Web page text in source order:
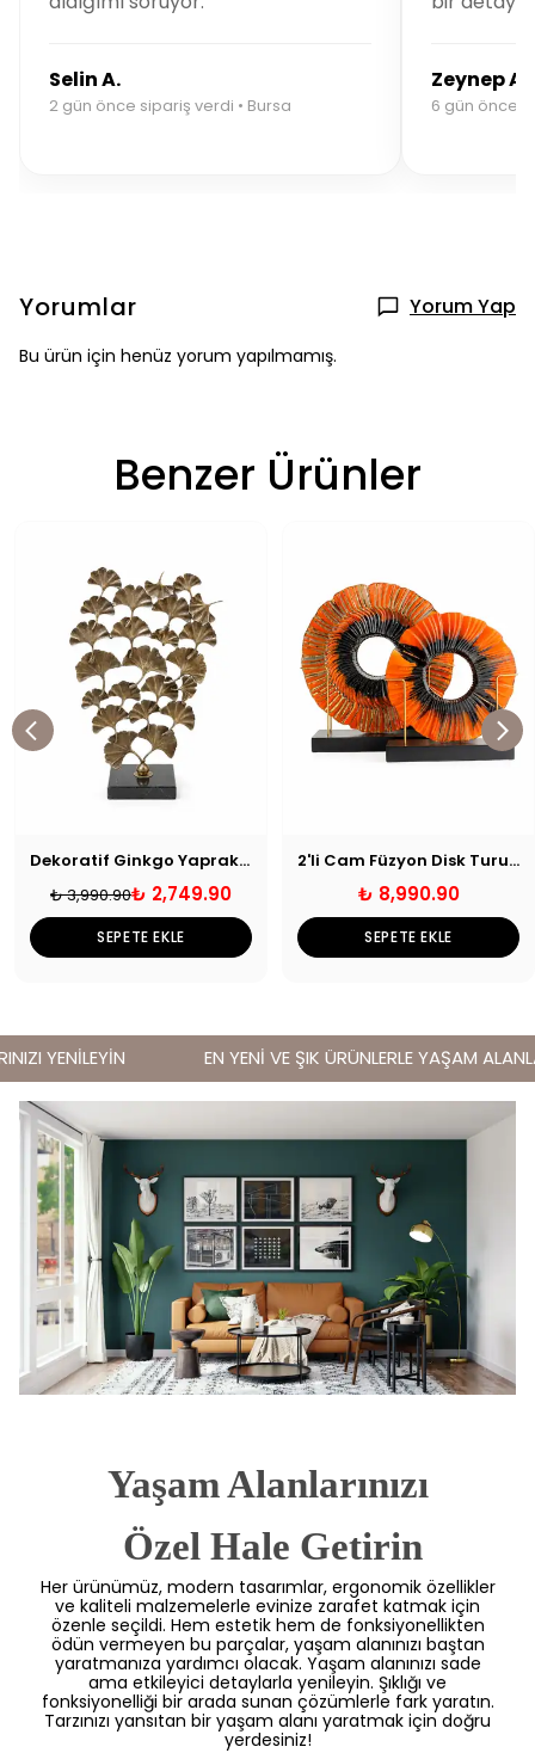
Selin A.
2 gün önce sipariş verdi • Bursa
Zeynep A.
6 gün önce
Yorumlar Yorum Yap
Bu ürün için henüz yorum yapılmamış.
Benzer Ürünler
Dekoratif Ginkgo Yapraklı Metal Obje Eskitme
₺ 3,990.90₺ 2,749.90
SEPETE EKLE
2'li Cam Füzyon Disk Turuncu Siyah
₺ 8,990.90
SEPETE EKLE
YENİLEYİN EN YENİ VE ŞIK ÜRÜNLERLE YAŞAM
Yaşam Alanlarınızı
Özel Hale Getirin
Her ürünümüz, modern tasarımlar, ergonomik özellikler
ve kaliteli malzemelerle evinize zarafet katmak için
özenle seçildi. Hem estetik hem de fonksiyonellikten
ödün vermeyen bu parçalar, yaşam alanınızı baştan
yaratmanıza yardımcı olacak. Yaşam alanınızı sade
ama etkileyici detaylarla yenileyin. Şıklığı ve
fonksiyonelliği bir arada sunan çözümlerle fark yaratın.
Tarzınızı yansıtan bir yaşam alanı yaratmak için doğru
yerdesiniz!